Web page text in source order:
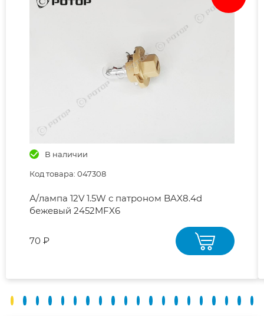
В наличии
Код товара: 047308
А/лампа 12V 1.5W с патроном BAX8.4d
бежевый 2452MFX6
70 ₽